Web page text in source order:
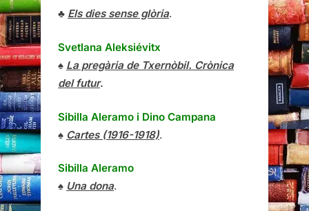
♣ Els dies sense glòria.
Svetlana Aleksiévitx
♠ La pregària de Txernòbil. Crònica
del futur.
Sibilla Aleramo i Dino Campana
♠ Cartes (1916-1918).
Sibilla Aleramo
♠ Una dona.